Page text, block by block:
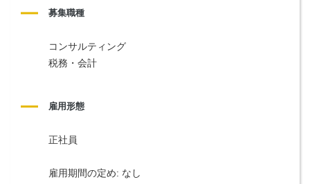
募集職種
コンサルティング
税務・会計
雇用形態
正社員
雇用期間の定め: なし